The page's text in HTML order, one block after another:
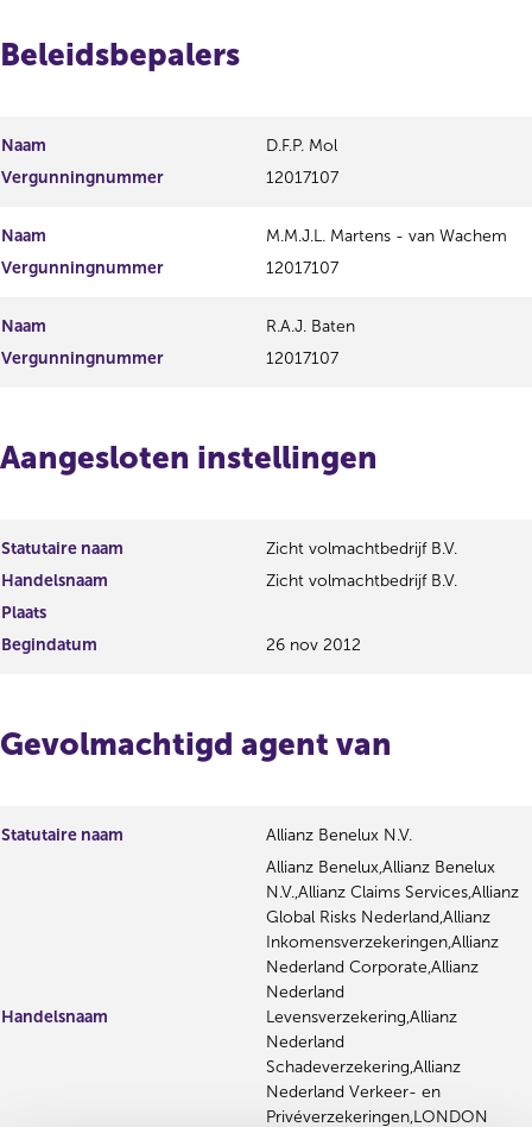
Beleidsbepalers
Naam
D.F.P. Mol
Vergunningnummer
12017107
Naam
M.M.J.L. Martens - van Wachem
Vergunningnummer
12017107
Naam
R.A.J. Baten
Vergunningnummer
12017107
Aangesloten instellingen
Statutaire naam
Zicht volmachtbedrijf B.V.
Handelsnaam
Zicht volmachtbedrijf B.V.
Plaats
Begindatum
26 nov 2012
Gevolmachtigd agent van
Statutaire naam Allianz Benelux N.V.
Handelsnaam
Allianz Benelux,Allianz Benelux
N.V.,Allianz Claims Services,Allianz
Global Risks Nederland,Allianz
Inkomensverzekeringen,Allianz
Nederland Corporate,Allianz
Nederland
Levensverzekering,Allianz
Nederland
Schadeverzekering,Allianz
Nederland Verkeer- en
Privéverzekeringen,LONDON